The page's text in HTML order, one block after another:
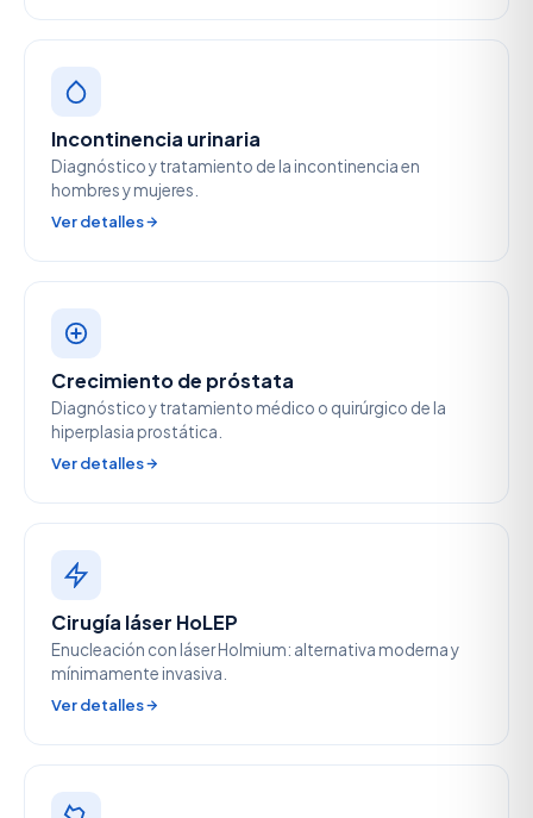
Incontinencia urinaria
Diagnóstico y tratamiento de la incontinencia en
hombres y mujeres.
Ver detalles
Crecimiento de próstata
Diagnóstico y tratamiento médico o quirúrgico de la
hiperplasia prostática.
Ver detalles
Cirugía láser HoLEP
Enucleación con láser Holmium: alternativa moderna y
mínimamente invasiva.
Ver detalles